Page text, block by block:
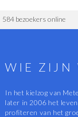
584 bezoekers online
WIE ZIJN
In het kielzog van
later in 2006 het
profiteren van het